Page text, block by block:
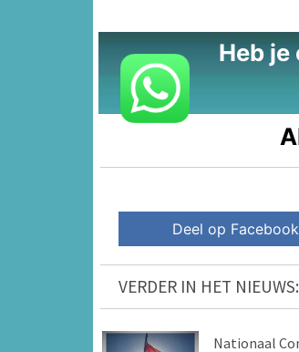
Heb
Deel op Facebook
VERDER IN HET NIEUWS:
Nationaal